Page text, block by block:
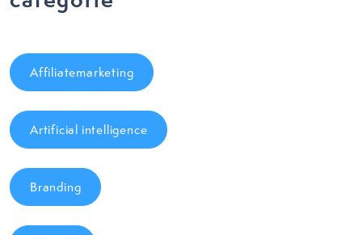
Affiliatemarketing
Artificial intelligence
Branding